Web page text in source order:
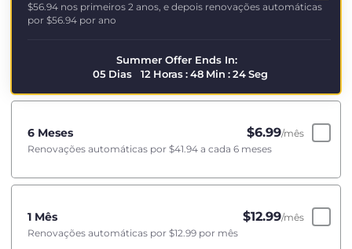
$56.94 nos primeiros 2 anos, e depois renovações automáticas
por $56.94 por ano
Summer Offer Ends In:
05 Dias 12 Horas:48 Min :24Seg
6 Meses $6.99/mês
Renovações automáticas por $41.94 a cada 6 meses
1 Mês $12.99/mês
Renovações automáticas por $12.99 por mês